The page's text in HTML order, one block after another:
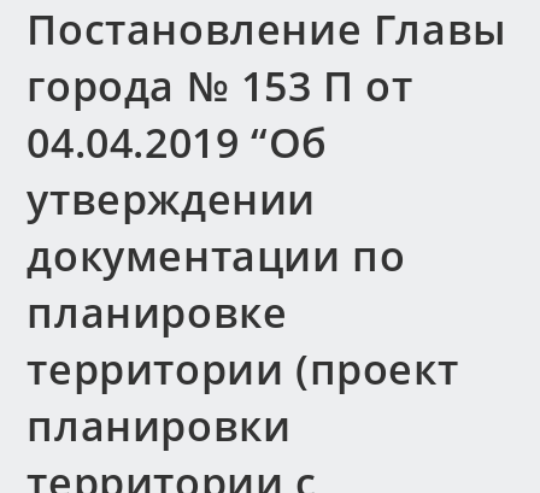
Постановление Главы
города № 153 П от
04.04.2019 “Об
утверждении
документации по
планировке
территории (проект
планировки